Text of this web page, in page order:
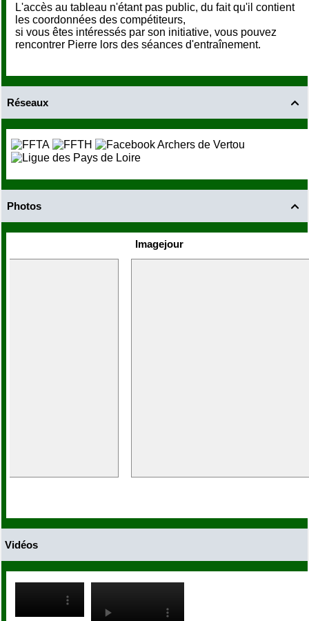
L'accès au tableau n'étant pas public, du fait qu'il contient
les coordonnées des compétiteurs,
si vous êtes intéressés par son initiative, vous pouvez
rencontrer Pierre lors des séances d'entraînement.

Réseaux

Photos
Imagejour
Vidéos